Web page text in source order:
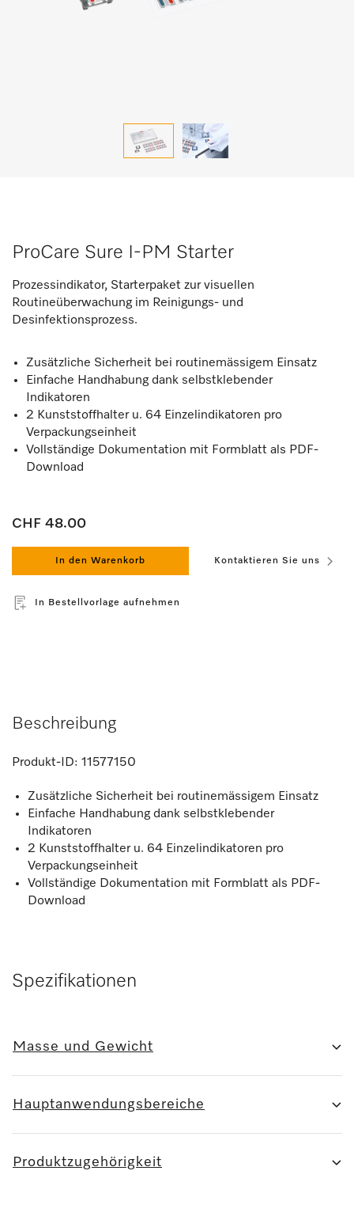
ProCare Sure I-PM Starter
Prozessindikator, Starterpaket zur visuellen
Routineüberwachung im Reinigungs- und
Desinfektionsprozess.
Zusätzliche Sicherheit bei routinemässigem Einsatz
Einfache Handhabung dank selbstklebender
Indikatoren
2 Kunststoffhalter u. 64 Einzelindikatoren pro
Verpackungseinheit
Vollständige Dokumentation mit Formblatt als PDF-
Download
CHF 48.00
In den Warenkorb Kontaktieren Sie uns
In Bestellvorlage aufnehmen
Beschreibung
Produkt-ID: 11577150
Zusätzliche Sicherheit bei routinemässigem Einsatz
Einfache Handhabung dank selbstklebender
Indikatoren
2 Kunststoffhalter u. 64 Einzelindikatoren pro
Verpackungseinheit
Vollständige Dokumentation mit Formblatt als PDF-
Download
Spezifikationen
Masse und Gewicht
Hauptanwendungsbereiche
Produktzugehörigkeit